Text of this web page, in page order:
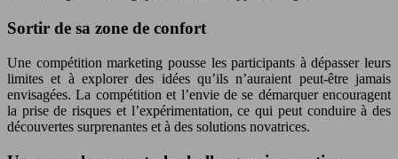
Sortir de sa zone de confort
Une compétition marketing pousse les participants à dépasser leurs
limites et à explorer des idées qu’ils n’auraient peut-être jamais
envisagées. La compétition et l’envie de se démarquer encouragent
la prise de risques et l’expérimentation, ce qui peut conduire à des
découvertes surprenantes et à des solutions novatrices.